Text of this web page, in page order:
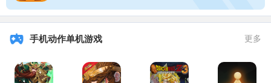
手机动作单机游戏 更多